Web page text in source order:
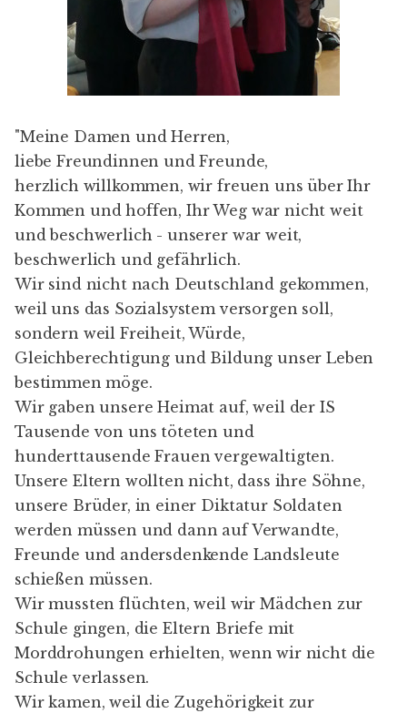
"Meine Damen und Herren,
liebe Freundinnen und Freunde,
herzlich willkommen, wir freuen uns über Ihr
Kommen und hoffen, Ihr Weg war nicht weit
und beschwerlich - unserer war weit,
beschwerlich und gefährlich.
Wir sind nicht nach Deutschland gekommen,
weil uns das Sozialsystem versorgen soll,
sondern weil Freiheit, Würde,
Gleichberechtigung und Bildung unser Leben
bestimmen möge.
Wir gaben unsere Heimat auf, weil der IS
Tausende von uns töteten und
hunderttausende Frauen vergewaltigten.
Unsere Eltern wollten nicht, dass ihre Söhne,
unsere Brüder, in einer Diktatur Soldaten
werden müssen und dann auf Verwandte,
Freunde und andersdenkende Landsleute
schießen müssen.
Wir mussten flüchten, weil wir Mädchen zur
Schule gingen, die Eltern Briefe mit
Morddrohungen erhielten, wenn wir nicht die
Schule verlassen.
Wir kamen, weil die Zugehörigkeit zur